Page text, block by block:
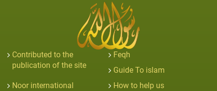
Contributed to the
publication of the site
Feqh
Guide To islam
Noor international
How to help us